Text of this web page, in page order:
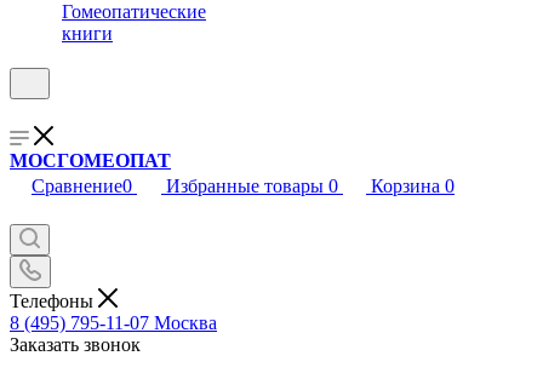
Гомеопатические
книги
МОСГОМЕОПАТ
Сравнение0 Избранные товары 0 Корзина 0
Телефоны
8 (495) 795-11-07 Москва
Заказать звонок